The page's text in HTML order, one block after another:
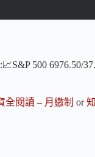
500 6976.50/
閱讀 – 月繳制 or